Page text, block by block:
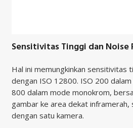
Sensitivitas Tinggi dan Noise
Hal ini memungkinkan sensitivitas
dengan ISO 12800. ISO 200
800 dalam mode monokrom,
gambar ke area dekat inframerah,
dengan satu kamera.